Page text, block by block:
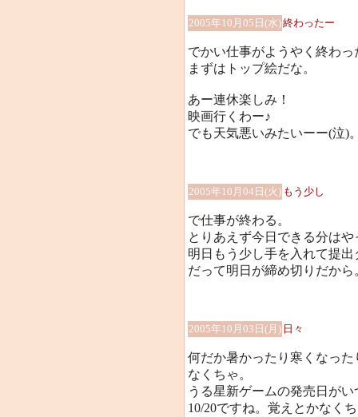
2005年10月05日(水)終わったー
でかい仕事がようやく終わ
まずはトップ絵だな。
あー連休楽しみ！
映画行くわー♪
でも天気悪いみたいーー(泣)
2005年10月04日(火) もう少し
で仕事が終わる。
とりあえず今日できる分は
明日もう少し手を入れて提出
だって明日が締め切りだか
2005年10月03日(月) 日々
何だか暑かったり寒くなっ
なくちゃ。
うる星新ゲームの発売日が
10/20ですね。覚えとかなく